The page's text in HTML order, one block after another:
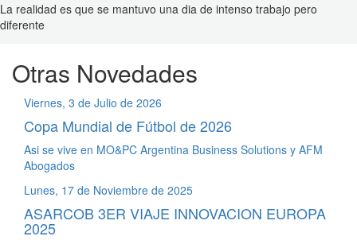
La realidad es que se mantuvo una dia de intenso trabajo pero
diferente
Otras Novedades
Viernes, 3 de Julio de 2026
Copa Mundial de Fútbol de 2026
Asi se vive en MO&PC Argentina Business Solutions y AFM
Abogados
Lunes, 17 de Noviembre de 2025
ASARCOB 3ER VIAJE INNOVACION EUROPA
2025